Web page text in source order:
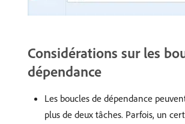
Considérations sur les
dépendance
Les boucles de dépendance
plus de deux tâches. Parfois, un